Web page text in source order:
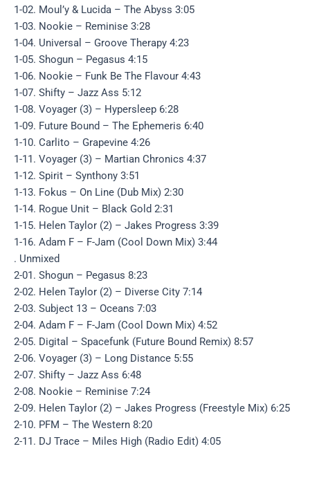
1-02. Moul’y & Lucida – The Abyss 3:05
1-03. Nookie – Reminise 3:28
1-04. Universal – Groove Therapy 4:23
1-05. Shogun – Pegasus 4:15
1-06. Nookie – Funk Be The Flavour 4:43
1-07. Shifty – Jazz Ass 5:12
1-08. Voyager (3) – Hypersleep 6:28
1-09. Future Bound – The Ephemeris 6:40
1-10. Carlito – Grapevine 4:26
1-11. Voyager (3) – Martian Chronics 4:37
1-12. Spirit – Synthony 3:51
1-13. Fokus – On Line (Dub Mix) 2:30
1-14. Rogue Unit – Black Gold 2:31
1-15. Helen Taylor (2) – Jakes Progress 3:39
1-16. Adam F – F-Jam (Cool Down Mix) 3:44
. Unmixed
2-01. Shogun – Pegasus 8:23
2-02. Helen Taylor (2) – Diverse City 7:14
2-03. Subject 13 – Oceans 7:03
2-04. Adam F – F-Jam (Cool Down Mix) 4:52
2-05. Digital – Spacefunk (Future Bound Remix) 8:57
2-06. Voyager (3) – Long Distance 5:55
2-07. Shifty – Jazz Ass 6:48
2-08. Nookie – Reminise 7:24
2-09. Helen Taylor (2) – Jakes Progress (Freestyle Mix) 6:25
2-10. PFM – The Western 8:20
2-11. DJ Trace – Miles High (Radio Edit) 4:05